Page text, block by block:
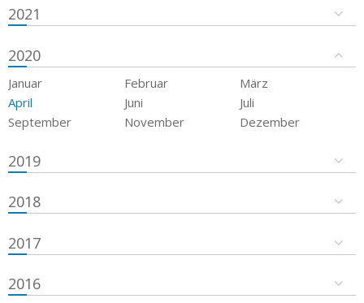
2021
2020
Januar Februar
März
April
Juni
Juli
September
November Dezember
2019
2018
2017
2016